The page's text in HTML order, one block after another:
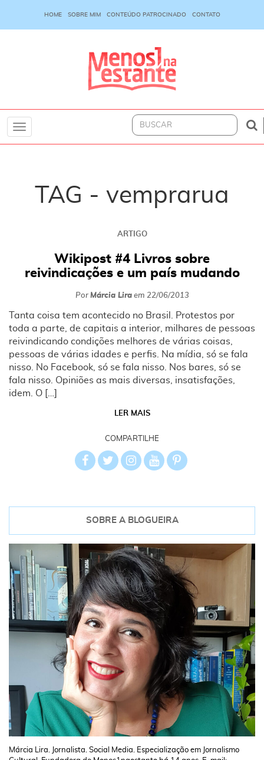
HOME SOBRE MIM CONTEÚDO PATROCINADO CONTATO
Toggle
TAG - vemprarua
ARTIGO
Wikipost #4 Livros sobre
reivindicações e um país mudando
Por Márcia Liraem 22/06/2013
Tanta coisa tem acontecido no Brasil. Protestos por
toda a parte, de capitais a interior, milhares de pessoas
reivindicando condições melhores de várias coisas,
pessoas de várias idades e perfis. Na mídia, só se fala
nisso. No Facebook, só se fala nisso. Nos bares, só se
fala nisso. Opiniões as mais diversas, insatisfações,
idem. O […]
LER MAIS
COMPARTILHE
SOBRE A BLOGUEIRA
Márcia Lira. Jornalista. Social Media. Especialização em Jornalismo